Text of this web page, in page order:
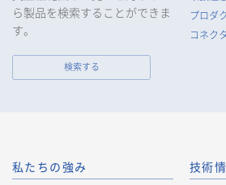
行口座情報等の個人情報を取得します。
報を取得し、偽りその他不正の手段によ
なお、当社は、Cookieおよびその他の
ばWebビーコン）を使用して、IPアドレ
られる場合のCookie情報は、後掲及び
取り扱います。https://
ら製品を検索することができま
す。
検索する
プロダ
コネク
私たちの強み 技術